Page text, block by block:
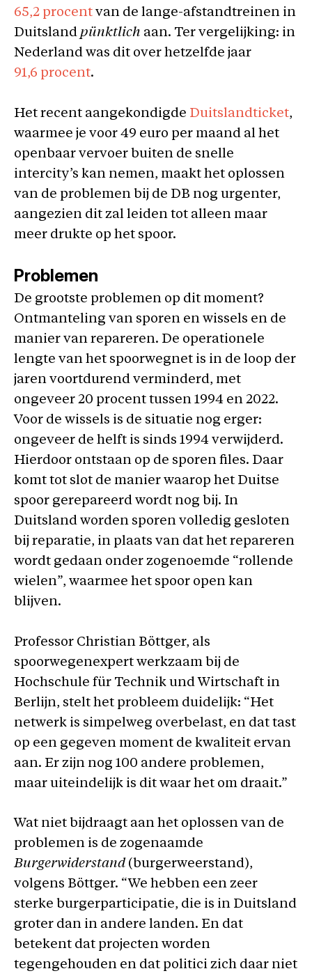
65,2 procent van de lange-afstandtreinen in
Duitsland pünktlich aan. Ter vergelijking: in
Nederland was dit over hetzelfde jaar
91,6 procent.
Het recent aangekondigde Duitslandticket,
waarmee je voor 49 euro per maand al het
openbaar vervoer buiten de snelle
intercity’s kan nemen, maakt het oplossen
van de problemen bij de DB nog urgenter,
aangezien dit zal leiden tot alleen maar
meer drukte op het spoor.
Problemen
De grootste problemen op dit moment?
Ontmanteling van sporen en wissels en de
manier van repareren. De operationele
lengte van het spoorwegnet is in de loop der
jaren voortdurend verminderd, met
ongeveer 20 procent tussen 1994 en 2022.
Voor de wissels is de situatie nog erger:
ongeveer de helft is sinds 1994 verwijderd.
Hierdoor ontstaan op de sporen files. Daar
komt tot slot de manier waarop het Duitse
spoor gerepareerd wordt nog bij. In
Duitsland worden sporen volledig gesloten
bij reparatie, in plaats van dat het repareren
wordt gedaan onder zogenoemde “rollende
wielen”, waarmee het spoor open kan
blijven.
Professor Christian Böttger, als
spoorwegenexpert werkzaam bij de
Hochschule für Technik und Wirtschaft in
Berlijn, stelt het probleem duidelijk: “Het
netwerk is simpelweg overbelast, en dat tast
op een gegeven moment de kwaliteit ervan
aan. Er zijn nog 100 andere problemen,
maar uiteindelijk is dit waar het om draait.”
Wat niet bijdraagt aan het oplossen van de
problemen is de zogenaamde
Burgerwiderstand (burgerweerstand),
volgens Böttger. “We hebben een zeer
sterke burgerparticipatie, die is in Duitsland
groter dan in andere landen. En dat
betekent dat projecten worden
tegengehouden en dat politici zich daar niet